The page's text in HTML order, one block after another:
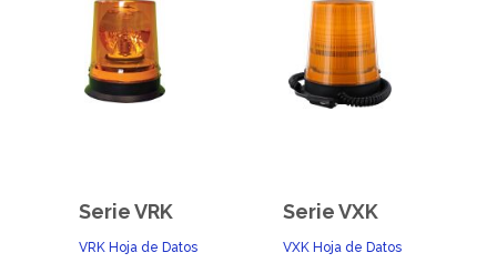
Serie VRK
VRK Hoja de Datos
Serie VXK
VXK Hoja de Datos